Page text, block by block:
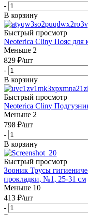
-
В корзину
Быстрый просмотр
Neoterica Cliny Пояс для
Меньше 2
829 ₽/шт
-
В корзину
Быстрый просмотр
Neoterica Cliny
Меньше 2
798 ₽/шт
-
В корзину
Быстрый просмотр
Зооник Трусы
прокладки, №1, 25-31 см
Меньше 10
413 ₽/шт
-